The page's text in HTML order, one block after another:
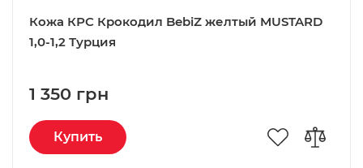
Кожа КРС Крокодил BebiZ желтый MUSTARD
1,0-1,2 Турция
1 350 грн
Купить